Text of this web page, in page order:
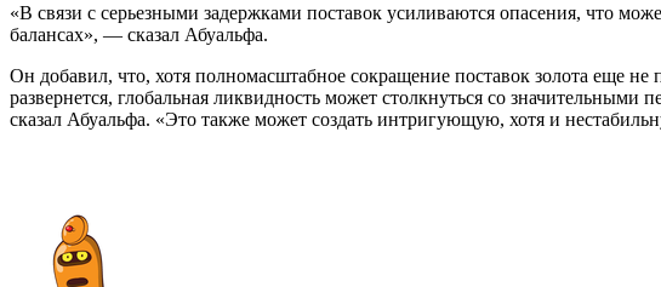
«В связи с серьезными задержками поставок усиливаются опасения, что
балансах», — сказал Абуальфа.
Он добавил, что, хотя полномасштабное сокращение поставок золота еще
развернется, глобальная ликвидность может столкнуться со
сказал Абуальфа. «Это также может создать интригующую, хотя и